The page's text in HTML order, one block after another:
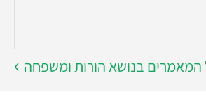
המאמרים בנושא הורות ומשפחה